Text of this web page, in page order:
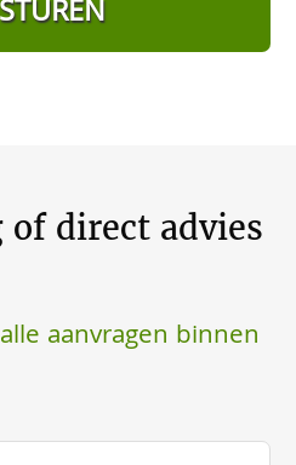
of direct advies
aanvragen binnen